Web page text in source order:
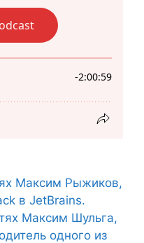
Максим Рыжиков,
в JetBrains.
Максим Шульга,
одного из